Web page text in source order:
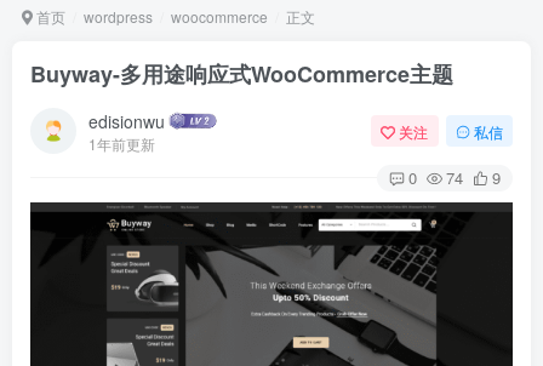
首页 wordpress woocommerce 正文
Buyway-多用途响应式WooCommerce主题
edisionwu
1年前更新
关注 私信
0 74 9